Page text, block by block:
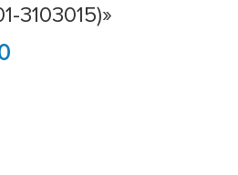
3103015)»